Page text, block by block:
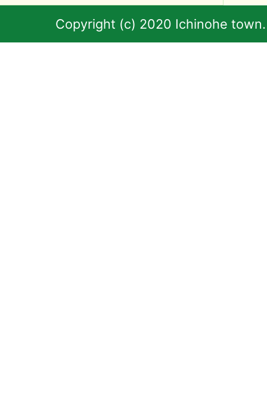
Copyright (c) 2020 Ichinohe